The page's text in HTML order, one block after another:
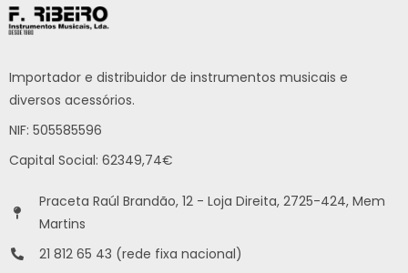
Importador e distribuidor de instrumentos musicais e
diversos acessórios.
NIF: 505585596
Capital Social: 62349,74€
Praceta Raúl Brandão, 12 - Loja Direita, 2725-424, Mem
Martins
21 812 65 43 (rede fixa nacional)